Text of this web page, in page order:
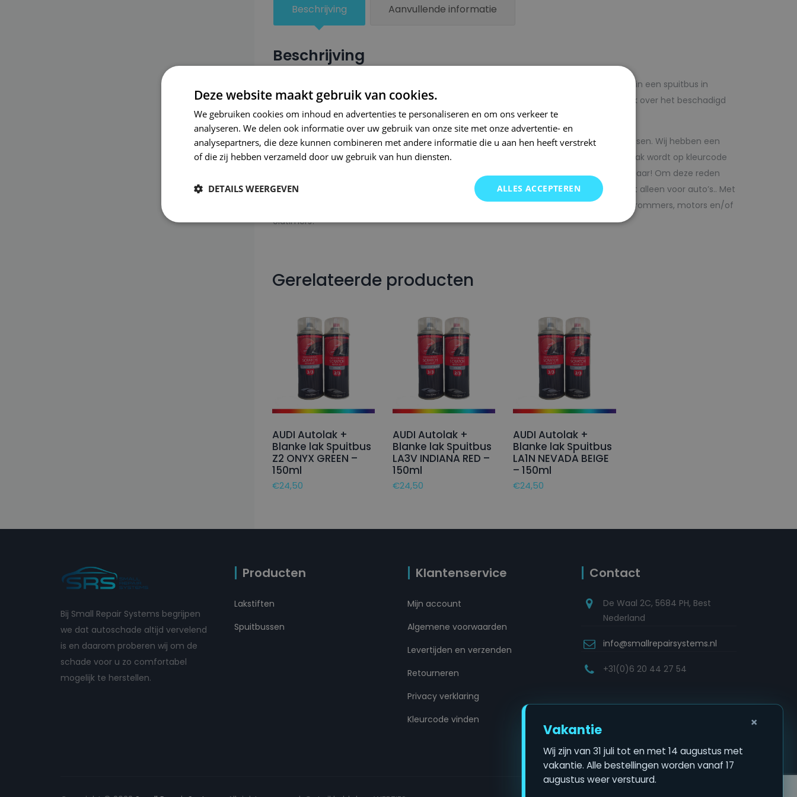
Beschrijving Aanvullende informatie
Beschrijving
Een groter beschadigd oppervlak van je auto behandel je nu zelf voordelig met autolak in een spuitbus in
combinatie met blanke lak van Small Repair Systems. U dient op voorhand de blanke lak over het beschadigd
oppervlak te spuiten zodat de kleurlak beter hecht.
Bij SRS bent u aan het juiste adres wanneer het gaat om hoge kwaliteit autolak spuitbussen. Wij hebben een
gigantisch assortiment met oneindig veel kleurencombinaties in ons arsenaal. De autolak wordt op kleurcode
of kleurnaam gemaakt en is afgevuld met professionele verf. Direct uit voorraad leverbaar! Om deze reden
garanderen wij dat u altijd de gewenste kleur voor uw auto bij SRS kunt vinden. Maar niet alleen voor auto’s.. Met
onze A-kwaliteit spuitbussen kunt u bij ons ook terecht voor bedrijfswagens, scooters, brommers, motors en/of
oldtimers!
Gerelateerde producten
AUDI Autolak +
Blanke lak Spuitbus
Z2 ONYX GREEN –
150ml
€24,50
AUDI Autolak +
Blanke lak Spuitbus
LA3V INDIANA RED –
150ml
€24,50
AUDI Autolak +
Blanke lak Spuitbus
LA1N NEVADA BEIGE
– 150ml
€24,50
Bij Small Repair Systems begrijpen
we dat autoschade altijd vervelend
is en daarom proberen wij om de
schade voor u zo comfortabel
mogelijk te herstellen.
Producten
Lakstiften
Spuitbussen
Klantenservice
Mijn account
Algemene voorwaarden
Levertijden en verzenden
Retourneren
Privacy verklaring
Kleurcode vinden
Contact
De Waal 2C, 5684 PH, Best
Nederland
info@smallrepairsystems.nl
+31(0)6 20 44 27 54
×
Vakantie
Wij zijn van 31 juli tot en met 14 augustus met
vakantie. Alle bestellingen worden vanaf 17
augustus weer verstuurd.
Deze website maakt gebruik van cookies.
We gebruiken cookies om inhoud en advertenties te personaliseren en om ons verkeer te
analyseren. We delen ook informatie over uw gebruik van onze site met onze advertentie- en
analysepartners, die deze kunnen combineren met andere informatie die u aan hen heeft verstrekt
of die zij hebben verzameld door uw gebruik van hun diensten.
ALLES ACCEPTEREN
DETAILS WEERGEVEN